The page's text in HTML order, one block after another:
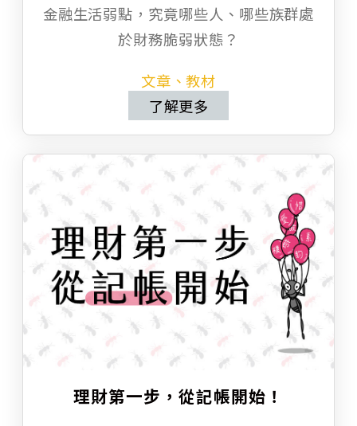
金融生活弱點，究竟哪些人、哪些族群處
於財務脆弱狀態？
文章、教材
了解更多
理財第一步，從記帳開始！